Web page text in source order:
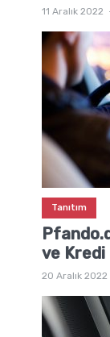
11 Aralık 2022
Tanıtım
ve
20 Aralık 2022